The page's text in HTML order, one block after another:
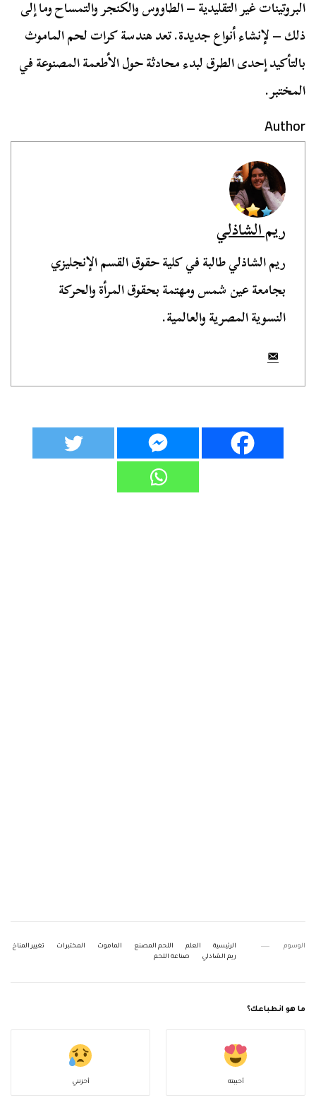
البروتينات غير التقليدية – الطاووس والكنجر والتمساح وما إلى
ذلك – لإنشاء أنواع جديدة. تعد هندسة كرات لحم الماموث
بالتأكيد إحدى الطرق لبدء محادثة حول الأطعمة المصنوعة في
المختبر.
Author
ريم الشاذلي
ريم الشاذلي طالبة في كلية حقوق القسم الإنجليزي
بجامعة عين شمس ومهتمة بحقوق المرأة والحركة
النسوية المصرية والعالمية.
الوسوم الرئيسية العلم اللحم المصنع الماموث المختبرات
تغيير المناخ
ريم الشاذلي
صناعة اللحم
ما هو انطباعك؟
أحببته أحزنني